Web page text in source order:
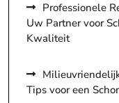
Professionele
Uw Partner voor
Kwaliteit
Tips voor een